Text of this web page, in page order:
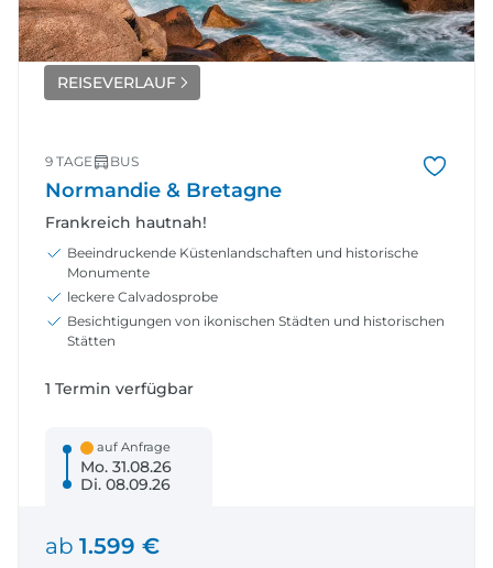
REISEVERLAUF
9 TAGE BUS
Normandie & Bretagne
Frankreich hautnah!
Beeindruckende Küstenlandschaften und historische
Monumente
leckere Calvadosprobe
Besichtigungen von ikonischen Städten und historischen
Stätten
auf Anfrage
Mo. 31.08.26
Di. 08.09.26
1 Termin verfügbar
ab 1.599 €